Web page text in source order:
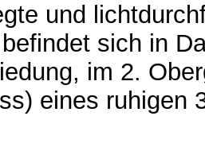
und
sich in
im 2.
eines ruhigen